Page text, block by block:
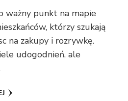
ważny punkt na mapie
którzy szukają
na zakupy i rozrywkę.
udogodnień, ale